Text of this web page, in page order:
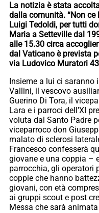
La notizia è stata
dalla comunità. “Non
Luigi Tedoldi, per tutti
Maria a Setteville dal
alle 15.30 circa
dal Vaticano è prevista
via Ludovico Muratori
Insieme a lui ci
Vallini, il vescovo
Guerino Di Tora, il
Lara e i parroci dell’XI
voluta dal Santo Padre
viceparroco don
malato di sclerosi
Francesco confesserà
giovane e una coppia –
parrocchia, gli operatori
coppie che hanno
giovani, con età
ai gruppi scout e post
Messa che sarà